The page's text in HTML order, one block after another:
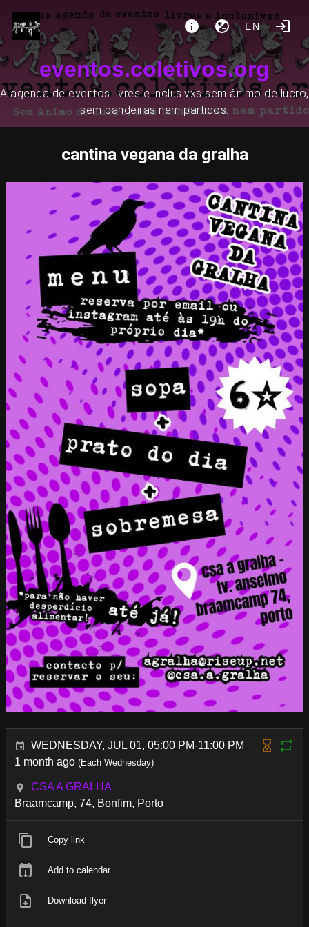
EN
eventos.coletivos.org
A agenda de eventos livres e inclusivxs sem ânimo de lucro,
sem bandeiras nem partidos.
cantina vegana da gralha
WEDNESDAY, JUL 01, 05:00 PM-11:00 PM
1 month ago (Each Wednesday)
CSA A GRALHA
Braamcamp, 74, Bonfim, Porto
Copy link
Add to calendar
Download flyer